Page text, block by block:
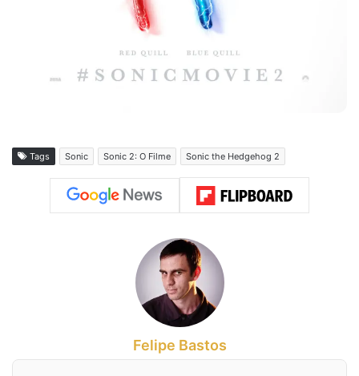
Tags Sonic Sonic 2: O Filme Sonic the Hedgehog 2
Felipe Bastos